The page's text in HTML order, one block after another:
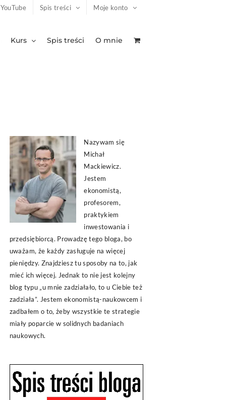
YouTube Spis treści Moje konto
Kurs Spis treści O mnie
Nazywam się
Michał
Mackiewicz.
Jestem
ekonomistą,
profesorem,
praktykiem
inwestowania i
przedsiębiorcą. Prowadzę tego bloga, bo
uważam, że każdy zasługuje na więcej
pieniędzy. Znajdziesz tu sposoby na to, jak
mieć ich więcej. Jednak to nie jest kolejny
blog typu „u mnie zadziałało, to u Ciebie też
zadziała”. Jestem ekonomistą-naukowcem i
zadbałem o to, żeby wszystkie te strategie
miały poparcie w solidnych badaniach
naukowych.